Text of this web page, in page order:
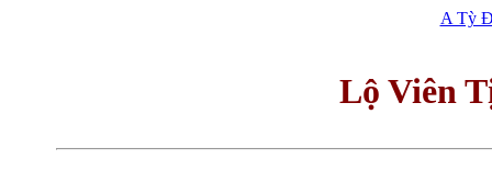
A Tỳ
Lộ Viên